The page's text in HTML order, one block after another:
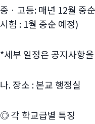
중ㆍ고등: 매년 12월 중
시험 : 1월 중순 예정)
*세부 일정은 공지사항
나. 장소 : 본교 행정실
◎ 각 학교급별 특징